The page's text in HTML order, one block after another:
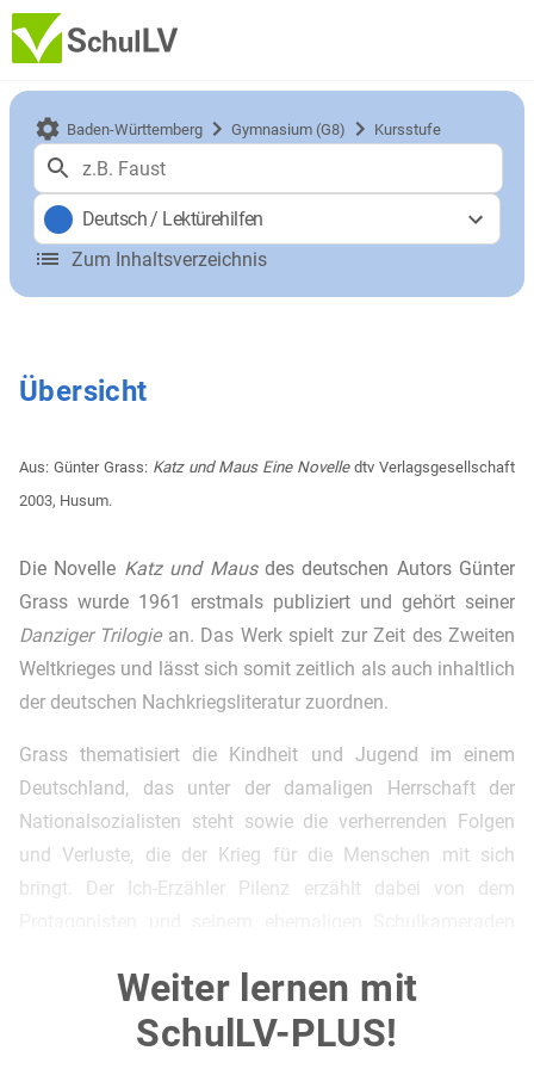
Baden-Württemberg Gymnasium (G8) Kursstufe
Deutsch/ Lektürehilfen
Zum Inhaltsverzeichnis
Übersicht
Aus: Günter Grass: Katz und Maus Eine Novelledtv Verlagsgesellschaft
2003, Husum.
Die Novelle Katz und Mausdes deutschen Autors Günter
Grass wurde 1961 erstmals publiziert und gehört seiner
Danziger Trilogiean. Das Werk spielt zur Zeit des Zweiten
Weltkrieges und lässt sich somit zeitlich als auch inhaltlich
der deutschen Nachkriegsliteratur zuordnen.
Grass thematisiert die Kindheit und Jugend im einem
Deutschland, das unter der damaligen Herrschaft der
Nationalsozialisten steht sowie die verherrenden Folgen
und Verluste, die der Krieg für die Menschen mit sich
bringt. Der Ich-Erzähler Pilenz erzählt dabei von dem
sehnlicher wünscht, als Zugehörigkeit und einen Anteil am
Leben von Pilenz und seinem Freundeskreis zu haben. Das
Weiter lernen mit
SchulLV-PLUS!